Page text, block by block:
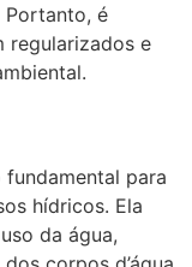
Portanto, é
regularizados e
para
hídricos. Ela
da água,